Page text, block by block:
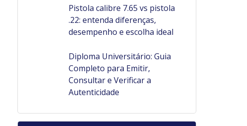
Pistola calibre 7.65 vs pistola
.22: entenda diferenças,
desempenho e escolha ideal
Diploma Universitário: Guia
Completo para Emitir,
Consultar e Verificar a
Autenticidade